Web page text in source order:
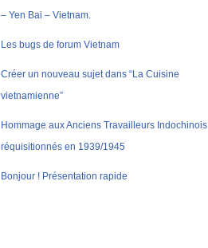
– Yen Bai – Vietnam.
Les bugs de forum Vietnam
Créer un nouveau sujet dans “La Cuisine
vietnamienne”
Hommage aux Anciens Travailleurs Indochinois
réquisitionnés en 1939/1945
Bonjour ! Présentation rapide